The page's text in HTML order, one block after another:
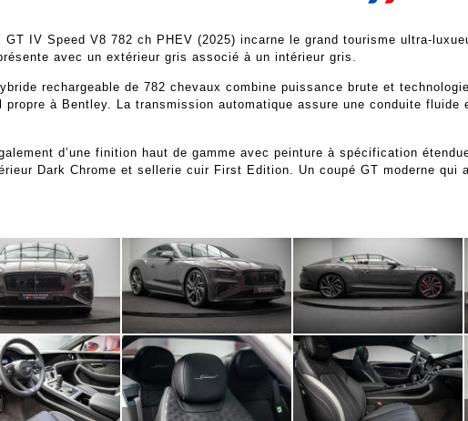
GT IV Speed V8 782 ch PHEV (2025) incarne le grand tourisme ultra-
avec un extérieur gris associé à un intérieur gris.
rechargeable de 782 chevaux combine puissance brute et
propre à Bentley. La transmission automatique assure une conduite
d’une finition haut de gamme avec peinture à spécification
Dark Chrome et sellerie cuir First Edition. Un coupé GT moderne qui